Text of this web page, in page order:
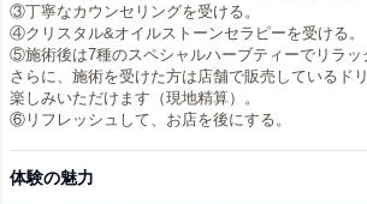
③丁寧なカウンセリングを受ける。
④クリスタル&オイルストーンセラピーを受ける。
⑤施術後は7種のスペシャルハーブティーでリラッ
さらに、施術を受けた方は店舗で販売しているド
楽しみいただけます（現地精算）。
体験の魅力